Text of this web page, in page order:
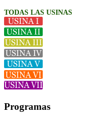
TODAS LAS USINAS
Programas